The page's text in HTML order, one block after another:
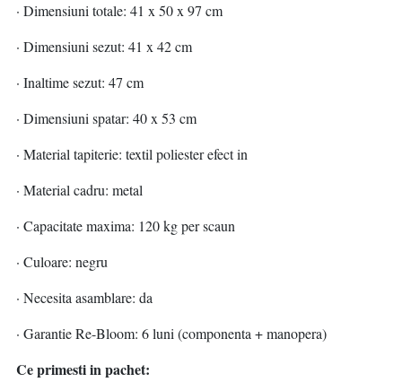
· Dimensiuni totale: 41 x 50 x 97 cm
· Dimensiuni sezut: 41 x 42 cm
· Inaltime sezut: 47 cm
· Dimensiuni spatar: 40 x 53 cm
· Material tapiterie: textil poliester efect in
· Material cadru: metal
· Capacitate maxima: 120 kg per scaun
· Culoare: negru
· Necesita asamblare: da
· Garantie Re-Bloom: 6 luni (componenta + manopera)
Ce primesti in pachet: